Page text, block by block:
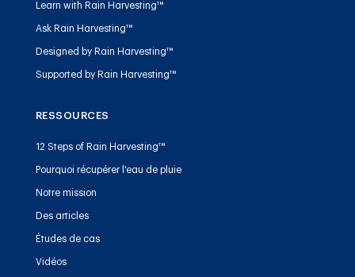
Learn with Rain Harvesting™
Ask Rain Harvesting™
Designed by Rain Harvesting™
Supported by Rain Harvesting™
RESSOURCES
12 Steps of Rain Harvesting™
Pourquoi récupérer l'eau de pluie
Notre mission
Des articles
Études de cas
Vidéos